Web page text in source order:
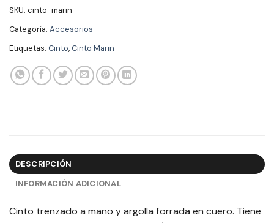
SKU: cinto-marin
Categoría: Accesorios
Etiquetas: Cinto,Cinto Marin
DESCRIPCIÓN
INFORMACIÓN ADICIONAL
Cinto trenzado a mano y argolla forrada en cuero. Tiene